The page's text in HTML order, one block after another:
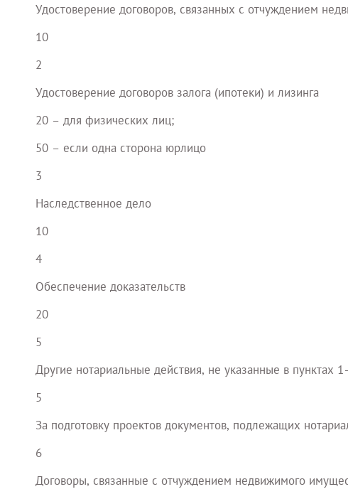
Удостоверение договоров, связанных с отчуждением
10
2
Удостоверение договоров залога (ипотеки) и лизинга
20 – для физических лиц;
50 – если одна сторона юрлицо
3
Наследственное дело
10
4
Обеспечение доказательств
20
5
Другие нотариальные действия, не указанные в пунктах
5
За подготовку проектов документов, подлежащих
6
Договоры, связанные с отчуждением недвижимого